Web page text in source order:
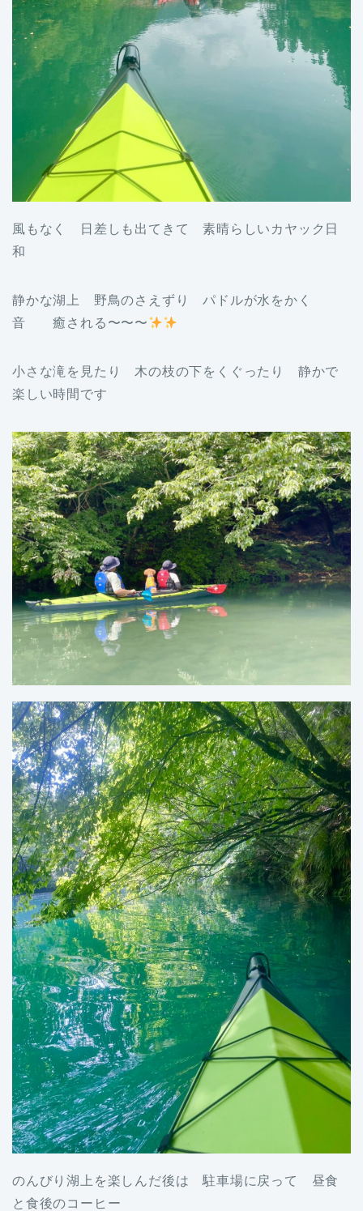
風もなく 日差しも出てきて 素晴らしいカヤック日
和
静かな湖上 野鳥のさえずり パドルが水をかく
音 癒される〜〜〜
小さな滝を見たり 木の枝の下をくぐったり 静かで
楽しい時間です
のんびり湖上を楽しんだ後は 駐車場に戻って 昼食
と食後のコーヒー